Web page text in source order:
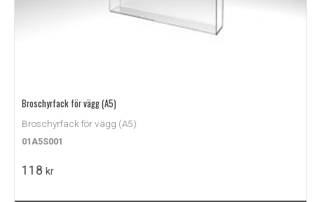
Broschyrfack för vägg (A5)
Broschyrfack för vägg (A5)
01A5S001
118 kr